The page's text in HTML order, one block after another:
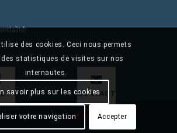
CONTACT
| agence web :Le Plus Du Web
des cookies. Ceci nous permets
statistiques de visites sur nos
internautes.
savoir plus sur les cookies
votre navigation Accepter